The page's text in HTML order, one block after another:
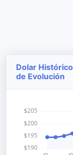
Dolar
de Evolución